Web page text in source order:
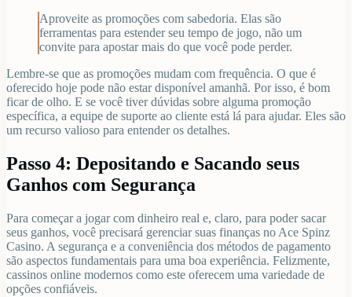
Aproveite as promoções com sabedoria. Elas são
ferramentas para estender seu tempo de jogo, não um
convite para apostar mais do que você pode perder.
Lembre-se que as promoções mudam com frequência. O que é
oferecido hoje pode não estar disponível amanhã. Por isso, é bom
ficar de olho. E se você tiver dúvidas sobre alguma promoção
específica, a equipe de suporte ao cliente está lá para ajudar. Eles são
um recurso valioso para entender os detalhes.
Passo 4: Depositando e Sacando seus
Ganhos com Segurança
Para começar a jogar com dinheiro real e, claro, para poder sacar
seus ganhos, você precisará gerenciar suas finanças no Ace Spinz
Casino. A segurança e a conveniência dos métodos de pagamento
são aspectos fundamentais para uma boa experiência. Felizmente,
cassinos online modernos como este oferecem uma variedade de
opções confiáveis.